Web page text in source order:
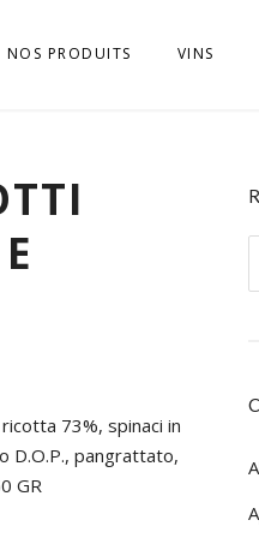
NOS PRODUITS
BISCUITS
BOISSONS SOFT, JUS
GASTRONOMIE
VINS
VINI
VINI
ALTO
VINI
VINI
VINI
73%, spinaci in
D.O.P., pangrattato,
GR